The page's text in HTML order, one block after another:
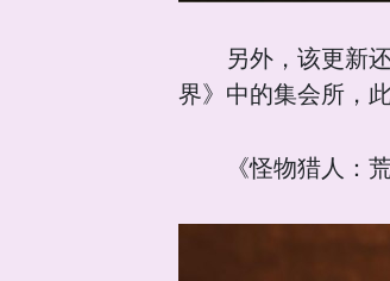
另外，该更新
界》中的集会所，
《怪物猎人：